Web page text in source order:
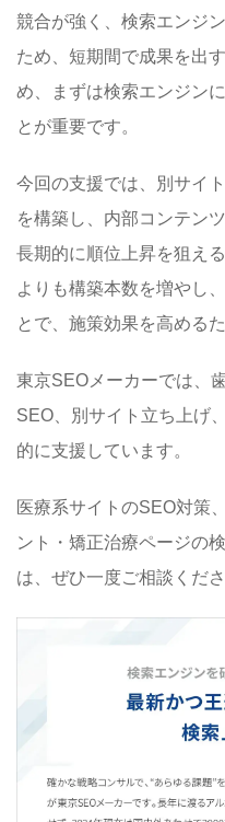
競合が強く、検索エンジ
ため、短期間で成果を出
め、まずは検索エンジン
とが重要です。
今回の支援では、別サイ
を構築し、内部コンテン
長期的に順位上昇を狙え
よりも構築本数を増やし
とで、施策効果を高める
東京SEOメーカーでは、
SEO、別サイト立ち上げ
的に支援しています。
医療系サイトのSEO対策
ント・矯正治療ページの
は、ぜひ一度ご相談くださ